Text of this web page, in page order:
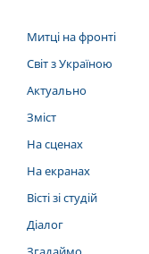
Митці на фронті
Світ з Україною
Актуально
Зміст
На сценах
На екранах
Вісті зі студій
Діалог